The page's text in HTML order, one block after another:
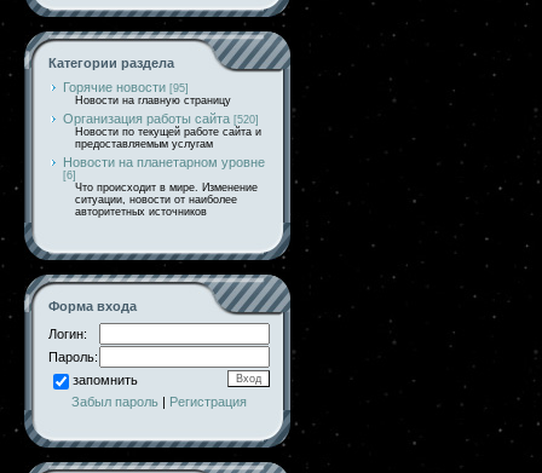
Категории раздела
Горячие новости [95]
Новости на главную страницу
Организация работы сайта [520]
Новости по текущей работе сайта и
предоставляемым услугам
Новости на планетарном уровне
[6]
Что происходит в мире. Изменение
ситуации, новости от наиболее
авторитетных источников
Форма входа
Логин:
Пароль:
запомнить
Забыл пароль | Регистрация